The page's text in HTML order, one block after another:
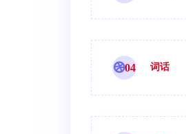
04 词话